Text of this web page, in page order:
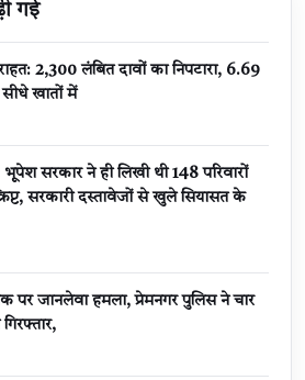
गई
2,300 लंबित दावों का निपटारा, ₹6.69
खातों में
सरकार ने ही लिखी थी 148 परिवारों
सरकारी दस्तावेजों से खुले सियासत के
पर जानलेवा हमला, प्रेमनगर पुलिस ने चार